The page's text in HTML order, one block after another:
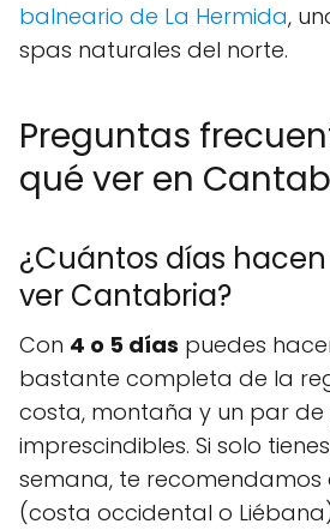
balneario de La Hermida,
spas naturales del norte.
Preguntas
qué ver en
¿Cuántos días
ver Cantabria?
Con 4 o 5 días puedes
bastante completa de la
costa, montaña y un par de
imprescindibles. Si solo
semana, te recomendamos
(costa occidental o